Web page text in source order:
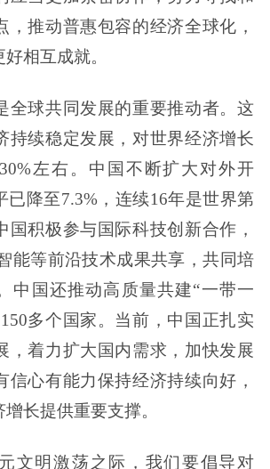
，推动普惠包容的经济全球化，
相互成就。
球共同发展的重要推动者。这
持续稳定发展，对世界经济增长
左右。中国不断扩大对外开
已降至7.3%，连续16年是世界第
国积极参与国际科技创新合作，
能等前沿技术成果共享，共同培
中国还推动高质量共建“一带一
多个国家。当前，中国正扎实
，着力扩大国内需求，加快发展
信心有能力保持经济持续向好，
长提供重要支撑。
明激荡之际，我们要倡导对